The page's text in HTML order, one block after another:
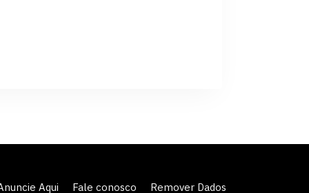
Aqui Fale conosco Remover Dados